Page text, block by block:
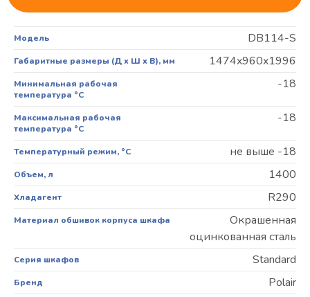
Модель DВ114-S
Габаритные размеры (Д х Ш х В), мм 1474x960x1996
Минимальная рабочая
температура °С
-18
Максимальная рабочая
температура °С
-18
Температурный режим, °C не выше -18
Объем, л 1400
Хладагент R290
Материал обшивок корпуса шкафа
Окрашенная
оцинкованная сталь
Серия шкафов Standard
Бренд Polair